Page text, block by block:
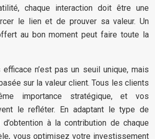
chaque interaction doit être une
le lien et de prouver sa valeur. Un
au bon moment peut faire toute la
n’est pas un seuil unique, mais
sur la valeur client. Tous les clients
importance stratégique, et vos
le refléter. En adaptant le type de
à la contribution de chaque
vous optimisez votre investissement